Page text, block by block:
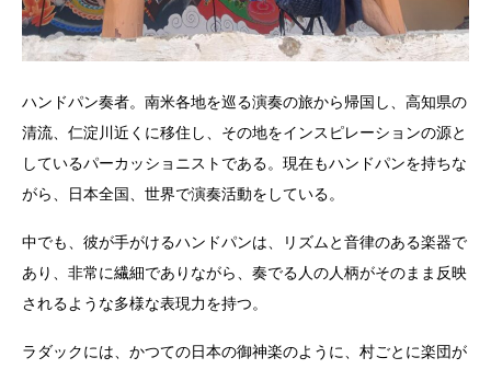
ハンドパン奏者。南米各地を巡る演奏の旅から帰国し、高知県の
清流、仁淀川近くに移住し、その地をインスピレーションの源と
しているパーカッショニストである。現在もハンドパンを持ちな
がら、日本全国、世界で演奏活動をしている。
中でも、彼が手がけるハンドパンは、リズムと音律のある楽器で
あり、非常に繊細でありながら、奏でる人の人柄がそのまま反映
されるような多様な表現力を持つ。
ラダックには、かつての日本の御神楽のように、村ごとに楽団が